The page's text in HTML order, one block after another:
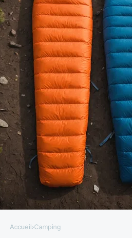
CAMPING
Accueil›Camping